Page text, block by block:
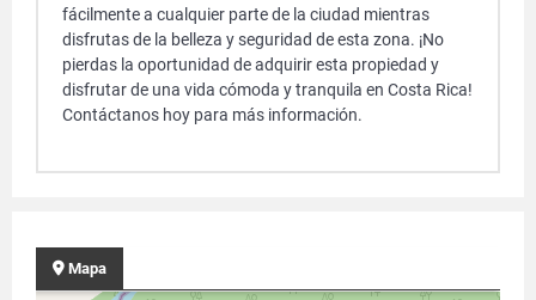
fácilmente a cualquier parte de la ciudad mientras
disfrutas de la belleza y seguridad de esta zona. ¡No
pierdas la oportunidad de adquirir esta propiedad y
disfrutar de una vida cómoda y tranquila en Costa Rica!
Contáctanos hoy para más información.
Mapa